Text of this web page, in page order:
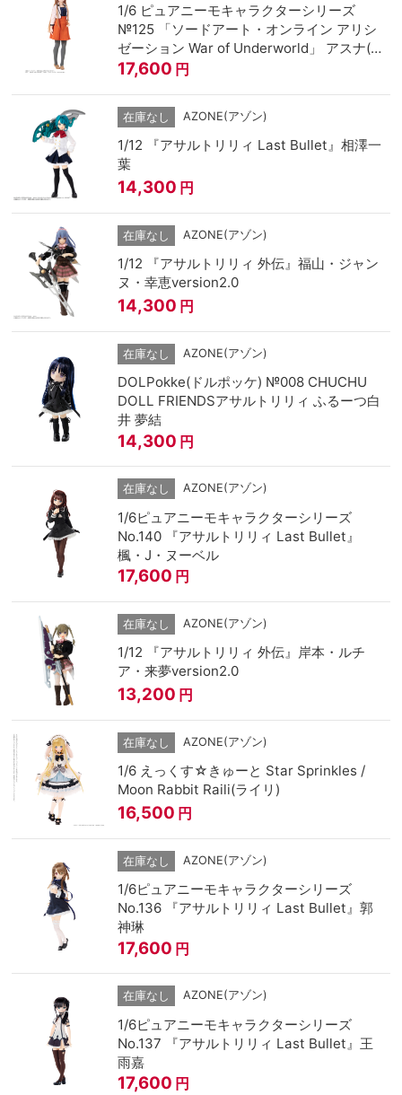
1/6 ピュアニーモキャラクターシリーズ
№125 「ソードアート・オンライン アリシ
ゼーション War of Underworld」 アスナ(結
城明日奈)
17,600 円
在庫なし AZONE(アゾン)
1/12 『アサルトリリィ Last Bullet』相澤一
葉
14,300 円
在庫なし AZONE(アゾン)
1/12 『アサルトリリィ 外伝』福山・ジャン
ヌ・幸恵version2.0
14,300 円
在庫なし AZONE(アゾン)
DOLPokke(ドルポッケ) №008 CHUCHU
DOLL FRIENDSアサルトリリィ ふるーつ白
井 夢結
14,300 円
在庫なし AZONE(アゾン)
1/6ピュアニーモキャラクターシリーズ
No.140 『アサルトリリィ Last Bullet』
楓・J・ヌーベル
17,600 円
在庫なし AZONE(アゾン)
1/12 『アサルトリリィ 外伝』岸本・ルチ
ア・来夢version2.0
13,200 円
在庫なし AZONE(アゾン)
1/6 えっくす☆きゅーと Star Sprinkles /
Moon Rabbit Raili(ライリ)
16,500 円
在庫なし AZONE(アゾン)
1/6ピュアニーモキャラクターシリーズ
No.136 『アサルトリリィ Last Bullet』郭
神琳
17,600 円
在庫なし AZONE(アゾン)
1/6ピュアニーモキャラクターシリーズ
No.137 『アサルトリリィ Last Bullet』王
雨嘉
17,600 円